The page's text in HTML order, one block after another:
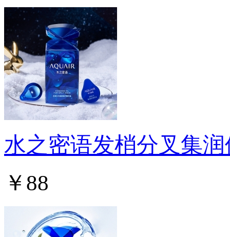
水之密语发梢分叉集
￥88